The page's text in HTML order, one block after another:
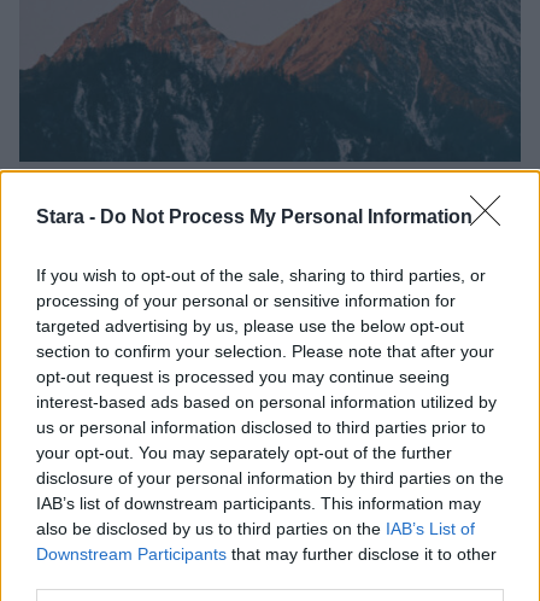
Stara - Do Not Process My Personal Information
If you wish to opt-out of the sale, sharing to third parties, or
processing of your personal or sensitive information for
targeted advertising by us, please use the below opt-out
section to confirm your selection. Please note that after your
opt-out request is processed you may continue seeing
interest-based ads based on personal information utilized by
us or personal information disclosed to third parties prior to
your opt-out. You may separately opt-out of the further
disclosure of your personal information by third parties on the
IAB’s list of downstream participants. This information may
also be disclosed by us to third parties on the IAB’s List of
Downstream Participants that may further disclose it to other
Suomalainen katosi
Yhdysvaltojen Kalliovuorilla –
paikassa alkuperäiskansojen
mystiikkaa